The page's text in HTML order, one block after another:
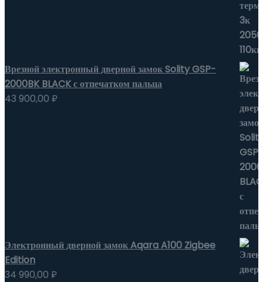
Врезной электронный дверной замок Solity GSP-
2000BK BLACK с отпечатком пальца
43 900,00 ₽
Электронный дверной замок Aqara A100 Zigbee
Edition
34 990,00 ₽